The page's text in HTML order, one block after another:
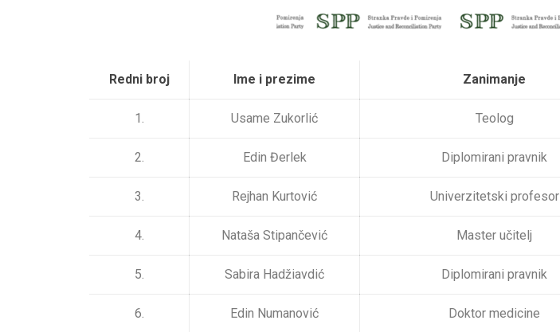
Redni broj Ime i prezime Zanimanje
1. Usame Zukorlić Teolog
2. Edin Đerlek Diplomirani pravnik
3. Rejhan Kurtović Univerzitetski profesor
4. Nataša Stipančević Master učitelj
5. Sabira Hadžiavdić Diplomirani pravnik
6. Edin Numanović Doktor medicine